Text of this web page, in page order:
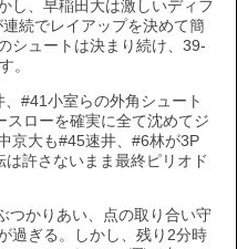
し、早稲田大は激しいディフ
続でレイアップを決めて簡
シュートは決まり続け、39-
。
#41小室らの外角シュート
ローを確実に全て沈めてジ
京大も#45速井、#6林が3P
許さないまま最終ピリオド
つかりあい、点の取り合い守
過ぎる。しかし、残り2分時